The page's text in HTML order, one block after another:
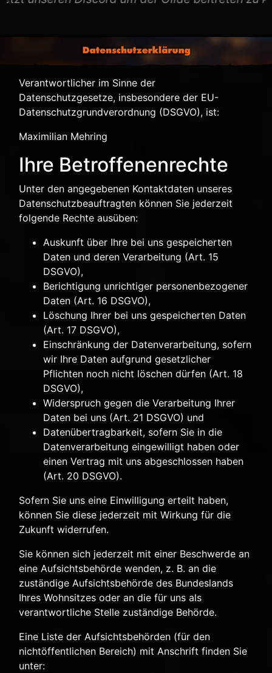
Verantwortlicher im Sinne der
Datenschutzgesetze, insbesondere der EU-
Datenschutzgrundverordnung (DSGVO), ist:
Maximilian Mehring
Ihre Betroffenenrechte
Unter den angegebenen Kontaktdaten unseres
Datenschutzbeauftragten können Sie jederzeit
folgende Rechte ausüben:
Auskunft über Ihre bei uns gespeicherten
Daten und deren Verarbeitung (Art. 15
DSGVO),
Berichtigung unrichtiger personenbezogener
Daten (Art. 16 DSGVO),
Löschung Ihrer bei uns gespeicherten Daten
(Art. 17 DSGVO),
Einschränkung der Datenverarbeitung, sofern
wir Ihre Daten aufgrund gesetzlicher
Pflichten noch nicht löschen dürfen (Art. 18
DSGVO),
Widerspruch gegen die Verarbeitung Ihrer
Daten bei uns (Art. 21 DSGVO) und
Datenübertragbarkeit, sofern Sie in die
Datenverarbeitung eingewilligt haben oder
einen Vertrag mit uns abgeschlossen haben
(Art. 20 DSGVO).
Sofern Sie uns eine Einwilligung erteilt haben,
können Sie diese jederzeit mit Wirkung für die
Zukunft widerrufen.
Sie können sich jederzeit mit einer Beschwerde an
eine Aufsichtsbehörde wenden, z. B. an die
zuständige Aufsichtsbehörde des Bundeslands
Ihres Wohnsitzes oder an die für uns als
verantwortliche Stelle zuständige Behörde.
Eine Liste der Aufsichtsbehörden (für den
nichtöffentlichen Bereich) mit Anschrift finden Sie
unter: